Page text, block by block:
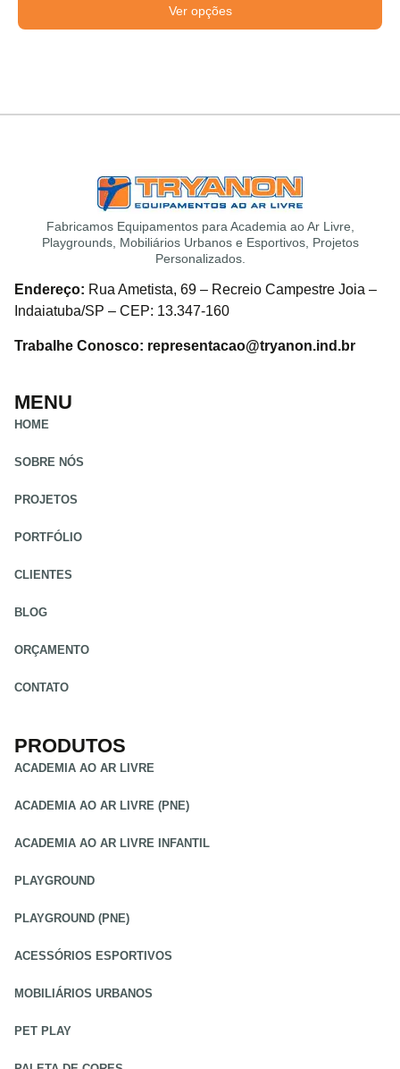
Ver opções
Fabricamos Equipamentos para Academia ao Ar Livre,
Playgrounds, Mobiliários Urbanos e Esportivos, Projetos
Personalizados.
Endereço: Rua Ametista, 69 – Recreio Campestre Joia –
Indaiatuba/SP – CEP: 13.347-160
Trabalhe Conosco: representacao@tryanon.ind.br
MENU
HOME
SOBRE NÓS
PROJETOS
PORTFÓLIO
CLIENTES
BLOG
ORÇAMENTO
CONTATO
PRODUTOS
ACADEMIA AO AR LIVRE
ACADEMIA AO AR LIVRE (PNE)
ACADEMIA AO AR LIVRE INFANTIL
PLAYGROUND
PLAYGROUND (PNE)
ACESSÓRIOS ESPORTIVOS
MOBILIÁRIOS URBANOS
PET PLAY